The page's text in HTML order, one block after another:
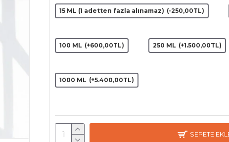
15 ML (1 adetten fazla alınamaz) (-250,00TL)
100 ML (+600,00TL) 250 ML (+1.500,00TL)
1000 ML (+5.400,00TL)
SEPETE